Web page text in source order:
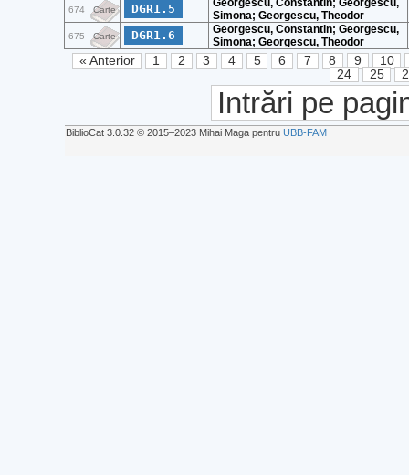
674 Carte DGR1.5
Georgescu, Constantin; Georgescu,
Simona; Georgescu, Theodor
675 Carte DGR1.6
Georgescu, Constantin; Georgescu,
Simona; Georgescu, Theodor
« Anterior 1 2 3 4 5 6 7 8 9
10
24
25
Intrări pe
BiblioCat 3.0.32 © 2015‒2023 Mihai Maga pentru UBB-FAM